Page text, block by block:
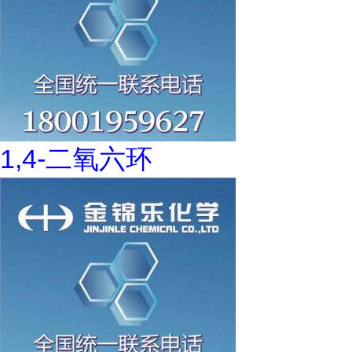
1,4-二氧六环